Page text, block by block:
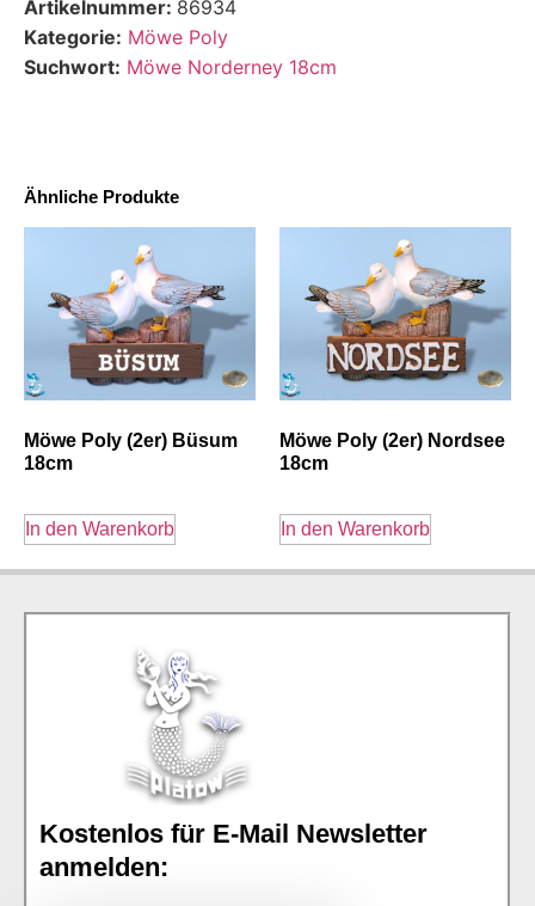
Artikelnummer: 86934
Kategorie: Möwe Poly
Suchwort: Möwe Norderney 18cm
Ähnliche Produkte
Möwe Poly (2er) Büsum
18cm
In den Warenkorb
Möwe Poly (2er) Nordsee
18cm
In den Warenkorb
Kostenlos für E-Mail Newsletter
anmelden: